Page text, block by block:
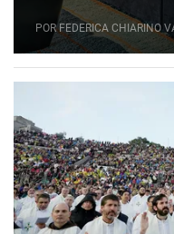
POR FEDERICA CHIARINO